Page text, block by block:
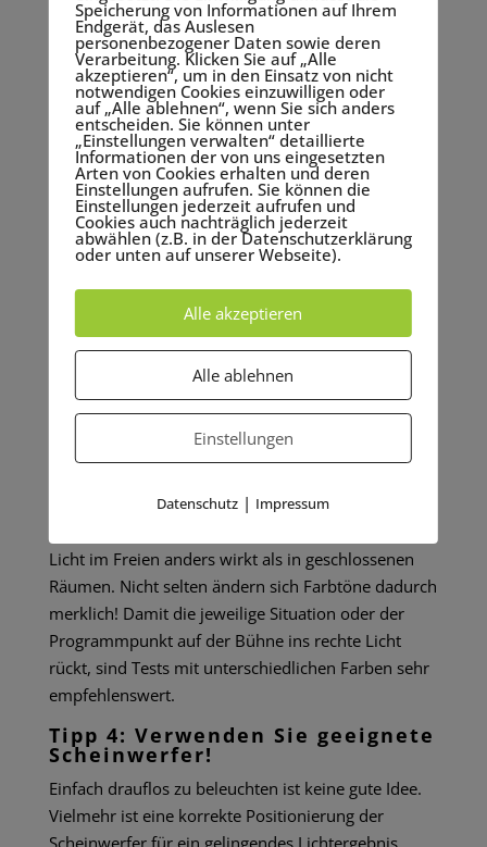
Scheinwerferpositionen gewünscht? Und möchten
Sie die Besucher Ihrer Veranstaltung eventuell zu
einem bestimmten Zeitpunkt durch einen visuellen
Spezialeffekt derLichttechnikverblüffen? All diese
Punkte sind wichtig, um später die passenden
Beleuchtungsvarianten zu finden.
Tipp 3: Finden Sie die optimale
Farbe!
Damit beim Licht alles stimmt, spielt auch die
Farbwahl eine große Rolle: Ist warmes Licht
gewünscht oder möchten Sie einen Gegenstand
bzw. eine Person kristallklar ausleuchten, um eine
optische Aussage zu treffen? Welche Stimmung
möchten Sie beim Zuschauer hervorrufen?
Manchmal sind auch ganz bestimmte Farben
erwünscht, die sich aus der Corporate Identity des
Sie hier – wie generell bei allen Überlegungen
Licht im Freien anders wirkt als in geschlossenen
Räumen. Nicht selten ändern sich Farbtöne dadurch
merklich! Damit die jeweilige Situation oder der
Programmpunkt auf der Bühne ins rechte Licht
rückt, sind Tests mit unterschiedlichen Farben sehr
empfehlenswert.
Tipp 4: Verwenden Sie geeignete
Scheinwerfer!
Einfach drauflos zu beleuchten ist keine gute Idee.
Vielmehr ist eine korrekte Positionierung der
Scheinwerfer für ein gelingendes Lichtergebnis
Speicherung von Informationen auf Ihrem
Endgerät, das Auslesen
personenbezogener Daten sowie deren
Verarbeitung. Klicken Sie auf „Alle
akzeptieren“, um in den Einsatz von nicht
notwendigen Cookies einzuwilligen oder
auf „Alle ablehnen“, wenn Sie sich anders
entscheiden. Sie können unter
„Einstellungen verwalten“ detaillierte
Informationen der von uns eingesetzten
Arten von Cookies erhalten und deren
Einstellungen aufrufen. Sie können die
Einstellungen jederzeit aufrufen und
Cookies auch nachträglich jederzeit
abwählen (z.B. in der Datenschutzerklärung
oder unten auf unserer Webseite).
Alle akzeptieren
Alle ablehnen
Einstellungen
Datenschutz | Impressum